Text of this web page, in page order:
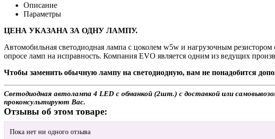
Описание
Параметры
ЦЕНА УКАЗАНА ЗА ОДНУ ЛАМПУ.
Автомобильная светодиодная лампа с цоколем w5w и нагрузочным
опросе ламп на исправность. Компания EVO является одним из ведущих
Чтобы заменить обычную лампу на светодиодную, вам не понадобится
Светодиодная автолампа 4 LED с обманкой (2шт.) с доставкой или
проконсультируют Вас.
Отзывы об этом товаре:
Пока нет ни одного отзыва